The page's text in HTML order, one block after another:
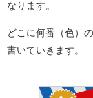
なります。
どこに何番（色）
書いていきます。